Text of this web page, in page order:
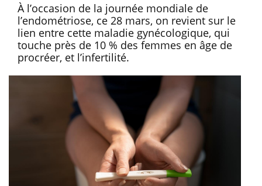
À l’occasion de la journée mondiale de
l’endométriose, ce 28 mars, on revient sur le
lien entre cette maladie gynécologique, qui
touche près de 10 % des femmes en âge de
procréer, et l’infertilité.